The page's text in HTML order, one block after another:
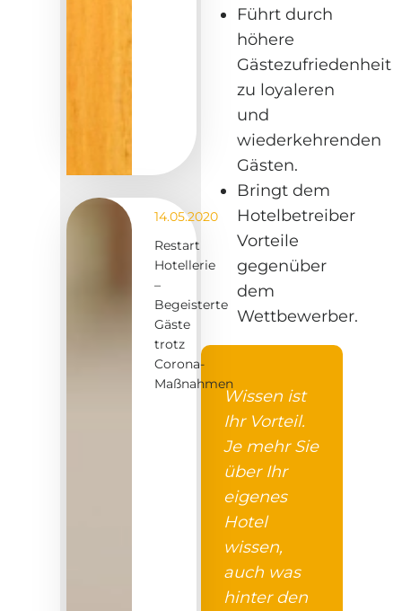
Führt durch
höhere
Gästezufriedenheit
zu loyaleren
und
wiederkehrenden
Gästen.
Bringt dem
Hotelbetreiber
Vorteile
gegenüber
dem
Wettbewerber.
Wissen ist
Ihr Vorteil.
Je mehr Sie
über Ihr
eigenes
Hotel
wissen,
auch was
hinter den
14.05.2020
Restart
Hotellerie
–
Begeisterte
Gäste
trotz
Corona-
Maßnahmen